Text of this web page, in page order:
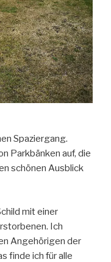
Spaziergang.
Parkbänken auf, die
schönen Ausblick
mit einer
Ich
Angehörigen der
finde ich für alle